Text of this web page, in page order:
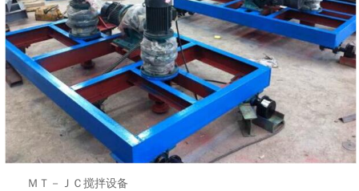
ＭＴ－ＪＣ搅拌设备